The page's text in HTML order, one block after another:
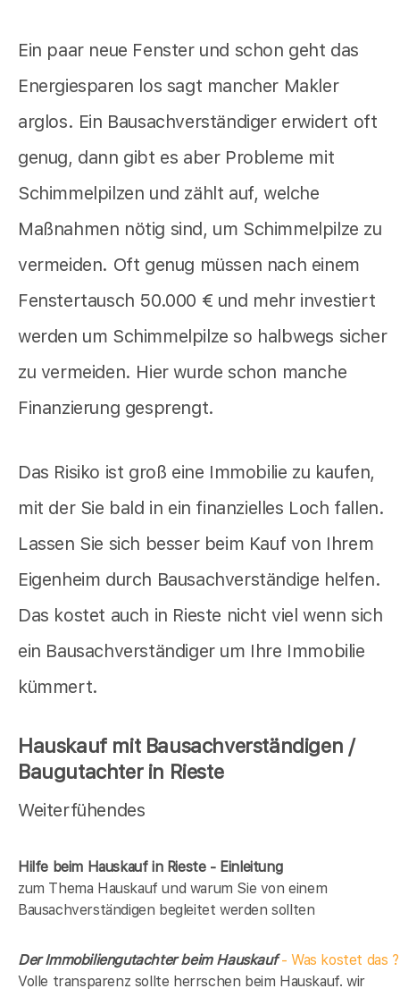
Ein paar neue Fenster und schon geht das
Energiesparen los sagt mancher Makler
arglos. Ein Bausachverständiger erwidert oft
genug, dann gibt es aber Probleme mit
Schimmelpilzen und zählt auf, welche
Maßnahmen nötig sind, um Schimmelpilze zu
vermeiden. Oft genug müssen nach einem
Fenstertausch 50.000 € und mehr investiert
werden um Schimmelpilze so halbwegs sicher
zu vermeiden. Hier wurde schon manche
Finanzierung gesprengt.
Das Risiko ist groß eine Immobilie zu kaufen,
mit der Sie bald in ein finanzielles Loch fallen.
Lassen Sie sich besser beim Kauf von Ihrem
Eigenheim durch Bausachverständige helfen.
Das kostet auch in Rieste nicht viel wenn sich
ein Bausachverständiger um Ihre Immobilie
kümmert.
Hauskauf mit Bausachverständigen /
Baugutachter in Rieste
Weiterfühendes
Hilfe beim Hauskauf in Rieste - Einleitung
zum Thema Hauskauf und warum Sie von einem
Bausachverständigen begleitet werden sollten
Der Immobiliengutachter beim Hauskauf- Was kostet das ?
Volle transparenz sollte herrschen beim Hauskauf. wir